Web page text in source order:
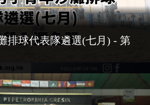
排球代表隊遴選(七月) - 第